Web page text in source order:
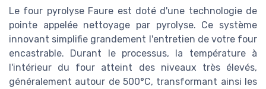
Le four pyrolyse Faure est doté d'une technologie de
pointe appelée nettoyage par pyrolyse. Ce système
innovant simplifie grandement l'entretien de votre four
encastrable. Durant le processus, la température à
l'intérieur du four atteint des niveaux très élevés,
généralement autour de 500°C, transformant ainsi les